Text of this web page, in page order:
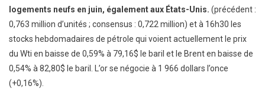
logements neufs en juin, également aux États-Unis. (précédent :
0,763 million d’unités ; consensus : 0,722 million) et à 16h30 les
stocks hebdomadaires de pétrole qui voient actuellement le prix
du Wti en baisse de 0,59% à 79,16$ le baril et le Brent en baisse de
0,54% à 82,80$ le baril. L’or se négocie à 1 966 dollars l’once
(+0,16%).